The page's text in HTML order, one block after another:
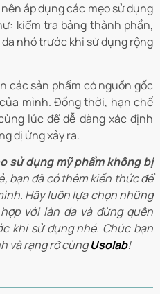
áp dụng các mẹo sử dụng
kiểm tra bảng thành phần,
nhỏ trước khi sử dụng rộng
các sản phẩm có nguồn gốc
mình. Đồng thời, hạn chế
lúc để dễ dàng xác định
dị ứng xảy ra.
sử dụng mỹ phẩm không bị
bạn đã có thêm kiến thức để
Hãy luôn lựa chọn những
với làn da và đừng quên
khi sử dụng nhé. Chúc bạn
và rạng rỡ cùngUsolab!